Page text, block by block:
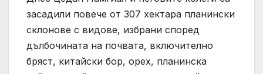
засадили повече от 307 хектара планински
склонове с видове, избрани според
дълбочината на почвата, включително
бряст, китайски бор, орех, планинска